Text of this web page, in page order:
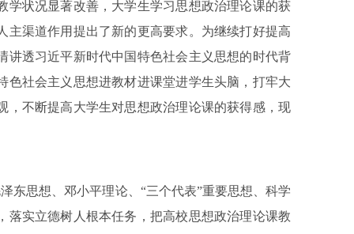
学状况显著改善，大学生学习思想政治理论课的获
渠道作用提出了新的更高要求。为继续打好提高
讲透习近平新时代中国特色社会主义思想的时代背
社会主义思想进教材进课堂进学生头脑，打牢大
，不断提高大学生对思想政治理论课的获得感，现
思想、邓小平理论、“三个代表”重要思想、科学
实立德树人根本任务，把高校思想政治理论课教